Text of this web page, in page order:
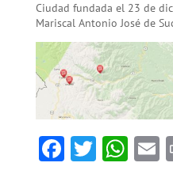
Ciudad fundada el 23 de
Mariscal Antonio José de
F T W E